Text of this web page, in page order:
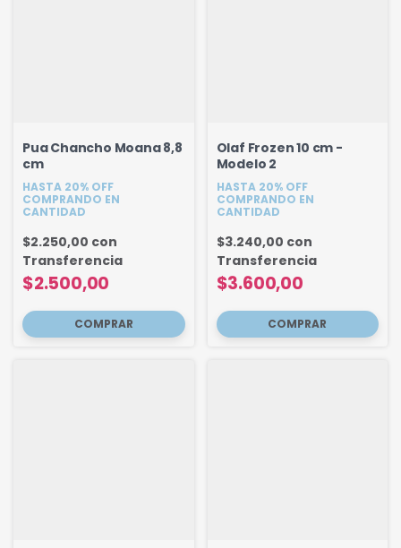
Pua Chancho Moana 8,8
cm
HASTA 20% OFF
COMPRANDO EN
CANTIDAD
$2.500,00
$2.250,00 con
Transferencia
Olaf Frozen 10 cm -
Modelo 2
HASTA 20% OFF
COMPRANDO EN
CANTIDAD
$3.600,00
$3.240,00 con
Transferencia